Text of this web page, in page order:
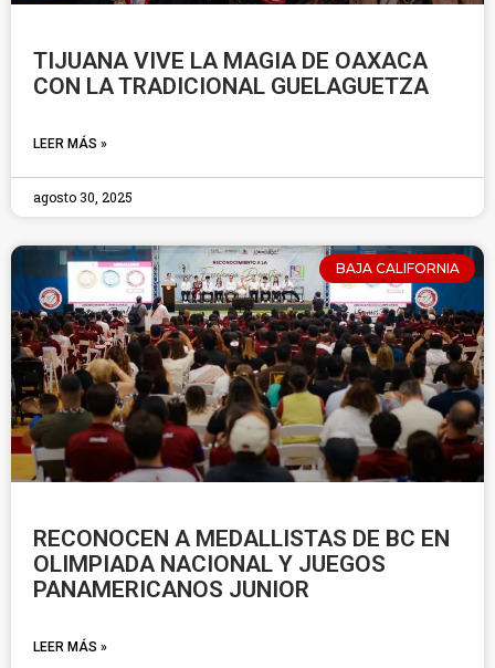
TIJUANA VIVE LA MAGIA DE OAXACA
CON LA TRADICIONAL GUELAGUETZA
LEER MÁS »
agosto 30, 2025
BAJA CALIFORNIA
RECONOCEN A MEDALLISTAS DE BC EN
OLIMPIADA NACIONAL Y JUEGOS
PANAMERICANOS JUNIOR
LEER MÁS »